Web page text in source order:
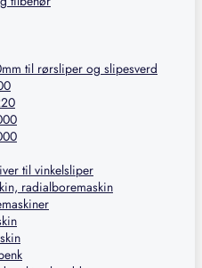
til rørsliper og slipesverd
til vinkelsliper
radialboremaskin